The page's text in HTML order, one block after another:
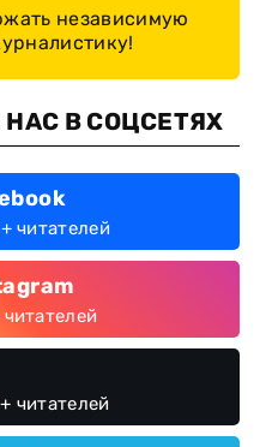
независимую
В СОЦСЕТЯХ
читателей
читателей
читателей